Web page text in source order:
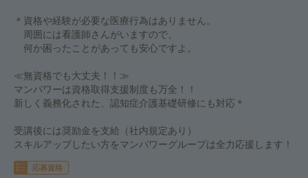
＊資格や経験が必要な医療行為はありません。
周囲には看護師さんがいますので、
何か困ったことがあっても安心ですよ。
≪無資格でも大丈夫！！≫
マンパワーは資格取得支援制度も万全！！
新しく義務化された、認知症介護基礎研修にも対応＊
受講後には奨励金を支給（社内規定あり）
スキルアップしたい方をマンパワーグループは全力応援します！
応募資格